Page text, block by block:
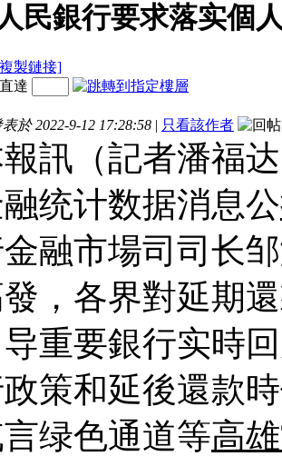
民銀行要求落实個
製鏈接]
達
表於 2022-9-12 17:28:58 | 只看該作者
訊（記者潘福
统计数据消息公
融市場司司长
，各界對延期
重要銀行实時
策和延後還款
绿色通道等高